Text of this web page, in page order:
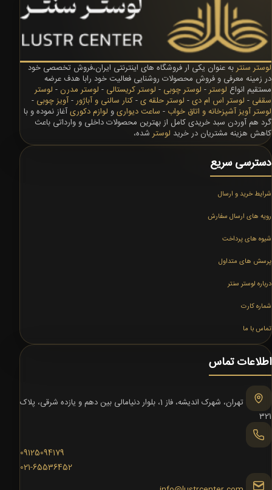
لوستر سنتربه عنوان یکی ار فروشگاه های اینترنتی ایران،فروش تخصصی خود
در زمینه معرفی و فروش محصولات روشنایی فعالیت خود رابا هدف عرضه
مستقیم انواع لوستر- لوستر چوبی - لوستر کریستالی - لوستر مدرن - لوستر
سقفی - لوستر اس ام دی- لوستر حلقه ی-کنار سالنی و آباژور-آویز چوبی -
لوستر آویز آشپزخانه و اتاق خواب - ساعت دیواریو لوازم دکوریآغاز نموده و با
گرد هم آوردن سبد خریدی کامل از بهترین محصولات داخلی و وارداتی باعث
کاهش هزینه مشتریان در خرید لوستر شده،
دسترسی سریع
شرایط خرید و ارسال
رویه های ارسال سفارش
شیوه های پرداخت
پرسش های متداول
درباره لوستر سنتر
شماره کارت
تماس با ما
اطلاعات تماس
تهران، شهرک اندیشه، فاز 1، بلوار دنیامالی بین دهم و یازده شرقی، پلاک
321
09125094179
021-65536452